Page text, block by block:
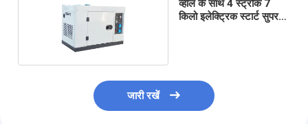
व्हील के साथ 4 स्ट्रोक 7
किलो इलेक्ट्रिक स्टार्ट सुपर
जारी रखें